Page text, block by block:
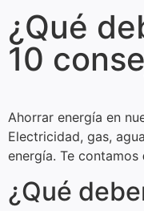
¿Qué
10
Ahorrar energía en
Electricidad, gas,
energía. Te contamos
¿Qué